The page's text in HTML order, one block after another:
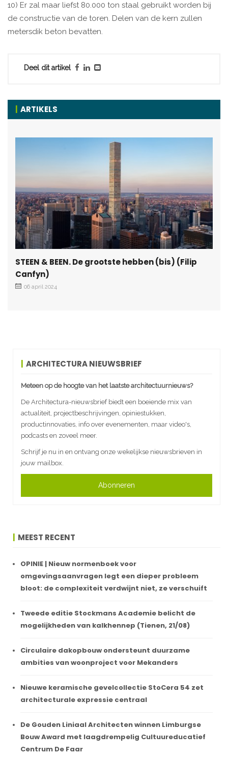
10) Er zal maar liefst 80.000 ton staal gebruikt worden bij
de constructie van de toren. Delen van de kern zullen
metersdik beton bevatten.
Deel dit artikel
ARTIKELS
STEEN & BEEN. De grootste hebben (bis) (Filip
Canfyn)
06 april 2024
ARCHITECTURA NIEUWSBRIEF
Meteen op de hoogte van het laatste architectuurnieuws?
De Architectura-nieuwsbrief biedt een boeiende mix van
actualiteit, projectbeschrijvingen, opiniestukken,
productinnovaties, info over evenementen, maar video's,
podcasts en zoveel meer.
Schrijf je nu in en ontvang onze wekelijkse nieuwsbrieven in
jouw mailbox.
Abonneren
MEEST RECENT
OPINIE | Nieuw normenboek voor
omgevingsaanvragen legt een dieper probleem
bloot: de complexiteit verdwijnt niet, ze verschuift
Tweede editie Stockmans Academie belicht de
mogelijkheden van kalkhennep (Tienen, 21/08)
Circulaire dakopbouw ondersteunt duurzame
ambities van woonproject voor Mekanders
Nieuwe keramische gevelcollectie StoCera 54 zet
architecturale expressie centraal
De Gouden Liniaal Architecten winnen Limburgse
Bouw Award met laagdrempelig Cultuureducatief
Centrum De Faar